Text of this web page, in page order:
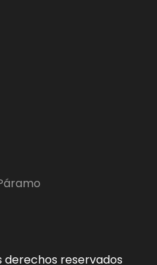
derechos reservados